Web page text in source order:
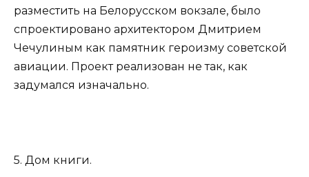
разместить на Белорусском вокзале, было
спроектировано архитектором Дмитрием
Чечулиным как памятник героизму советской
авиации. Проект реализован не так, как
задумался изначально.
5. Дом книги.